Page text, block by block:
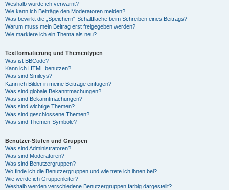
Weshalb wurde ich verwarnt?
Wie kann ich Beiträge den Moderatoren melden?
Was bewirkt die „Speichern“-Schaltfläche beim Schreiben eines Beitrags?
Warum muss mein Beitrag erst freigegeben werden?
Wie markiere ich ein Thema als neu?
Textformatierung und Thementypen
Was ist BBCode?
Kann ich HTML benutzen?
Was sind Smileys?
Kann ich Bilder in meine Beiträge einfügen?
Was sind globale Bekanntmachungen?
Was sind Bekanntmachungen?
Was sind wichtige Themen?
Was sind geschlossene Themen?
Was sind Themen-Symbole?
Benutzer-Stufen und Gruppen
Was sind Administratoren?
Was sind Moderatoren?
Was sind Benutzergruppen?
Wo finde ich die Benutzergruppen und wie trete ich ihnen bei?
Wie werde ich Gruppenleiter?
Weshalb werden verschiedene Benutzergruppen farbig dargestellt?